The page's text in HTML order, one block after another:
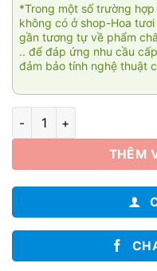
*Trong một số trường
không có ở shop-Hoa
gần tương tự về phẩm
.. để đáp ứng nhu cầu
đảm bảo tính nghệ thuật
Khai trương Phú quý 001
THÊM